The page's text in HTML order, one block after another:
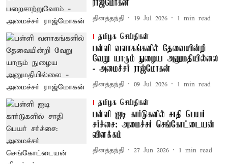
ராஜ்மோகன்
தினத்தந்தி 19 Jul 2026 1 min read
தமிழக செய்திகள்
பள்ளி வளாகங்களில் தேவையின்றி
வேறு யாரும் நுழைய அனுமதியில்லை
- அமைச்சர் ராஜ்மோகன்
தினத்தந்தி 09 Jul 2026 1 min read
தமிழக செய்திகள்
பள்ளி ஐடி கார்டுகளில் சாதி பெயர்
சர்ச்சை: அமைச்சர் செங்கோட்டையன்
விளக்கம்
தினத்தந்தி 27 Jun 2026 1 min read